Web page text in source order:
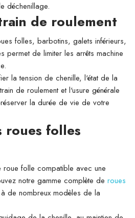
déchenillage.
de roulement
folles, barbotins, galets inférieurs,
permet de limiter les arrêts machine
la tension de chenille, l'état de la
de roulement et l'usure générale
la durée de vie de votre
roues folles
roue folle compatible avec une
notre gamme complète de roues
de nombreux modèles de la